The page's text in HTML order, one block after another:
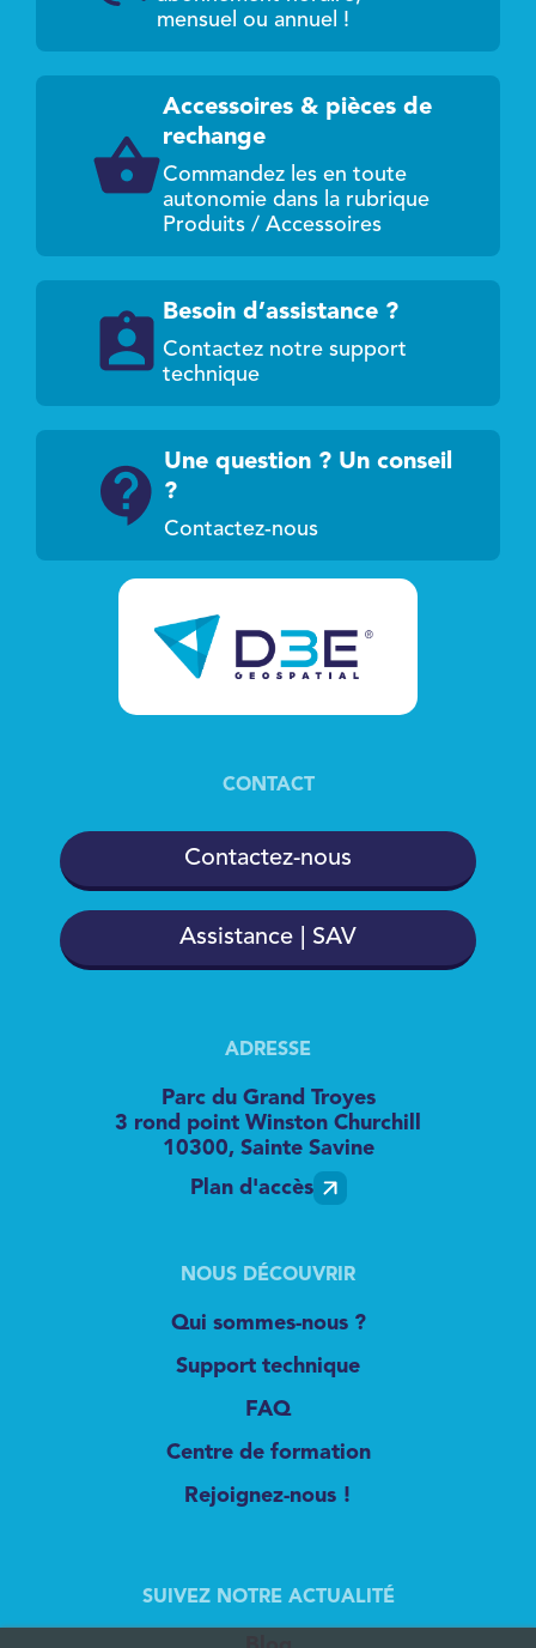
mensuel ou annuel !
Accessoires & pièces de
rechange
Commandez les en toute
autonomie dans la rubrique
Produits / Accessoires
Besoin d’assistance ?
Contactez notre support
technique
Une question ? Un conseil
?
Contactez-nous
CONTACT
Contactez-nous
Assistance | SAV
ADRESSE
Parc du Grand Troyes
3 rond point Winston Churchill
10300, Sainte Savine
Plan d'accès
NOUS DÉCOUVRIR
Qui sommes-nous ?
Support technique
FAQ
Centre de formation
Rejoignez-nous !
SUIVEZ NOTRE ACTUALITÉ